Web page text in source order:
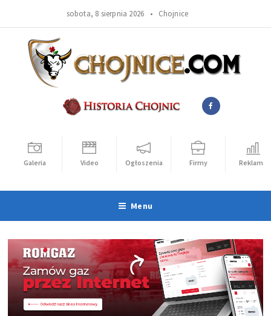
sobota, 8 sierpnia 2026 • Chojnice
Galeria Video Ogłoszenia Firmy Reklama
Menu